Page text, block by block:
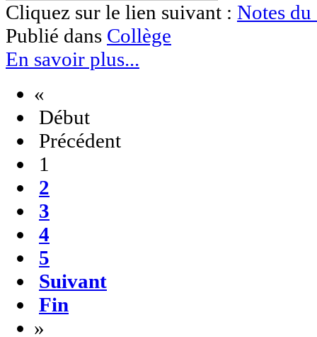
Cliquez sur le lien suivant : Notes
Publié dans Collège
En savoir plus...
«
Début
Précédent
1
2
3
4
5
Suivant
Fin
»